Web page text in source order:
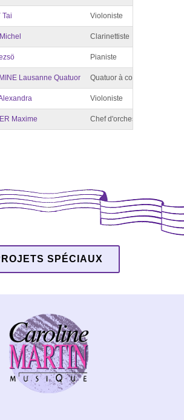
Tai Violoniste
Clarinettiste
Pianiste
Lausanne Quatuor Quatuor à cordes
Violoniste
Maxime Chef d'orchestre
SPÉCIAUX